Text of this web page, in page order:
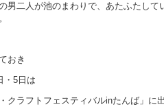
男二人が池のまわりで、あたふたして
おき
・5日は
・クラフトフェスティバルinたんば」に